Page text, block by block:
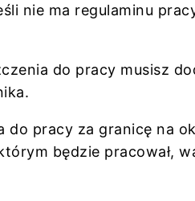
nie ma regulaminu
do pracy musisz
do pracy za granicę na
będzie pracował,